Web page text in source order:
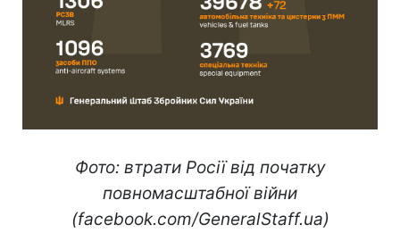
Фото: втрати Росії від початку
повномасштабної війни
(facebook.com/GeneralStaff.ua)